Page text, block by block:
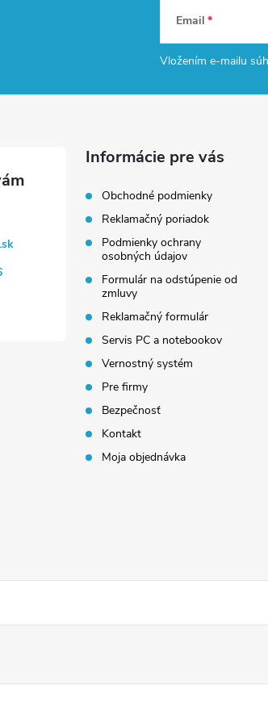
Email
Vložením e-mailu
Informácie pre vás
Obchodné podmienky
Reklamačný poriadok
Podmienky ochrany
osobných údajov
Formulár na odstúpenie od
zmluvy
Reklamačný formulár
Servis PC a notebookov
Vernostný systém
Pre firmy
Bezpečnosť
Kontakt
Moja objednávka